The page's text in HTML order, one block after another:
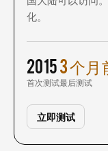
化。
2015
首次测试
3 个月
最后测试
立即测试